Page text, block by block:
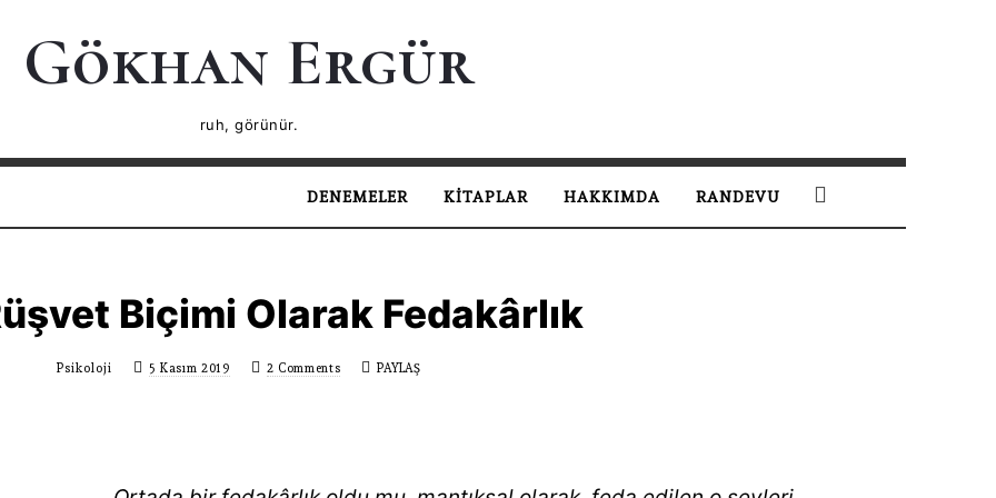
Gökhan
Ergür
Gökhan Ergür
ruh, görünür.
DENEMELER KITAPLAR HAKKIMDA RANDEVU
Biçimi Olarak Fedakârlık
Psikoloji 5 Kasım 2019 2 Comments PAYLAŞ